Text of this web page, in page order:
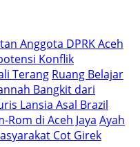
Anggota DPRK Aceh
Konflik
Terang Ruang Belajar
Bangkit dari
Lansia Asal Brazil
Rom di Aceh Jaya Ayah
Cot Girek